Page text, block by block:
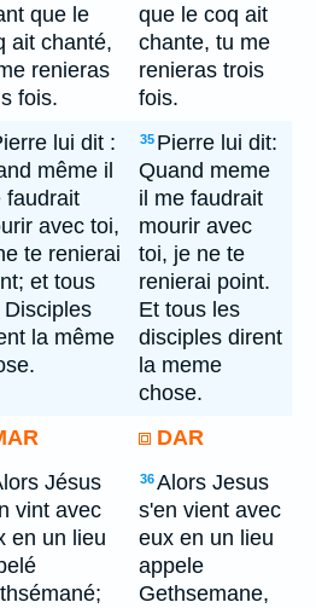
que le
ait chanté,
renieras
fois.
que le coq ait
chante, tu me
renieras trois
fois.
lui dit :
même il
faudrait
avec toi,
te renierai
et tous
Disciples
la même
35 Pierre lui dit:
Quand meme
il me faudrait
mourir avec
toi, je ne te
renierai point.
Et tous les
disciples dirent
la meme
chose.
DAR
Jésus
vint avec
en un lieu
36Alors Jesus
s'en vient avec
eux en un lieu
appele
Gethsemane,